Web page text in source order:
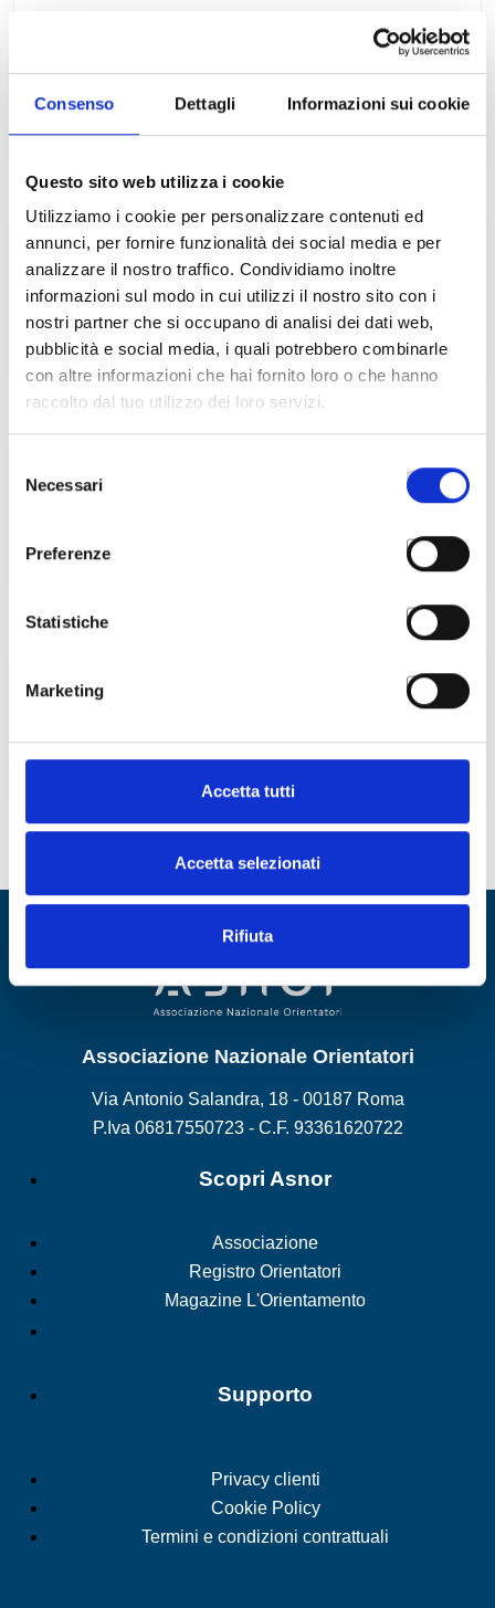
Consenso Dettagli Informazioni sui cookie
Questo sito web utilizza i cookie
Utilizziamo i cookie per personalizzare contenuti ed
annunci, per fornire funzionalità dei social media e per
analizzare il nostro traffico. Condividiamo inoltre
informazioni sul modo in cui utilizzi il nostro sito con i
nostri partner che si occupano di analisi dei dati web,
pubblicità e social media, i quali potrebbero combinarle
con altre informazioni che hai fornito loro o che hanno
raccolto dal tuo utilizzo dei loro servizi.
delNecessari
Preferenze
Statistiche
Marketing
Accetta tutti
Accetta selezionati
Rifiuta
Categories
Nessuna categoria
Pubblicazioni recenti
Popular Tags
Associazione Nazionale Orientatori
Via Antonio Salandra, 18 - 00187 Roma
P.Iva 06817550723 - C.F. 93361620722
Scopri Asnor
Associazione
Registro Orientatori
Magazine L'Orientamento
Supporto
Privacy clienti
Cookie Policy
Termini e condizioni contrattuali